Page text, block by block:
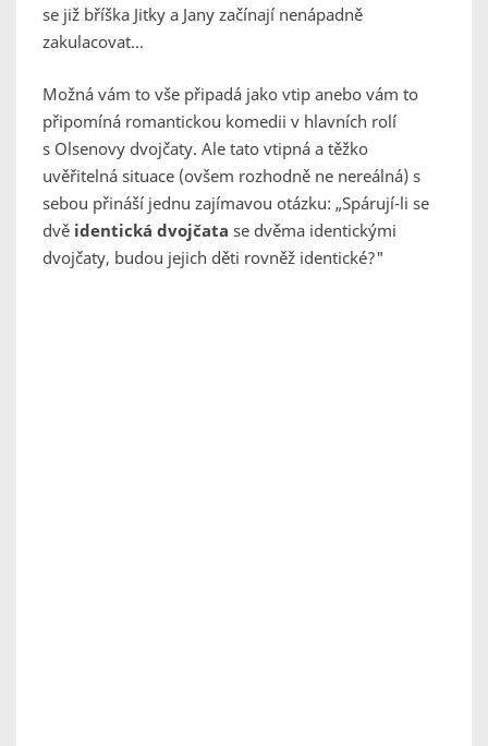
se již bříška Jitky a Jany začínají nenápadně
zakulacovat...
Možná vám to vše připadá jako vtip anebo vám to
připomíná romantickou komedii v hlavních rolí
s Olsenovy dvojčaty. Ale tato vtipná a těžko
uvěřitelná situace (ovšem rozhodně ne nereálná) s
sebou přináší jednu zajímavou otázku: „Spárují-li se
dvě identická dvojčata se dvěma identickými
dvojčaty, budou jejich děti rovněž identické?"